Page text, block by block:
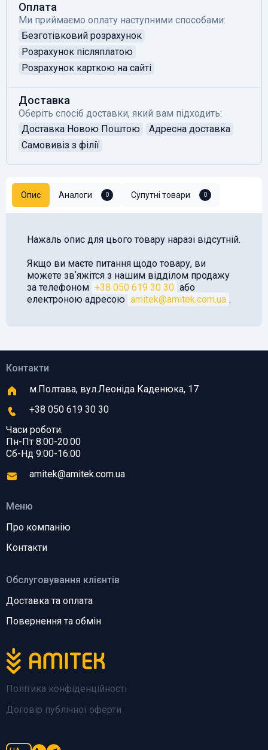
Оплата
Ми приймаємо оплату наступними способами:
Безготівковий розрахунок
Розрахунок післяплатою
Розрахунок карткою на сайті
Доставка
Оберіть спосіб доставки, який вам підходить:
Доставка Новою Поштою
Адресна доставка
Самовивіз з філії
Опис Аналоги 0 Супутні товари 0
Нажаль опис для цього товару наразі відсутній.
Якщо ви маєте питання щодо товару, ви
можете звʼяжітся з нашим відділом продажу
за телефоном +38 050 619 30 30 або
електроною адресою amitek@amitek.com.ua .
Політика конфіденційності
Договір публічної оферти
Обслуговування клієнтів
Доставка та оплата
Повернення та обмін
Меню
Про компанію
Контакти
Контакти
м.Полтава, вул.Леоніда Каденюка, 17
+38 050 619 30 30
Часи роботи:
Пн-Пт 8:00-20:00
Сб-Нд 9:00-16:00
amitek@amitek.com.ua